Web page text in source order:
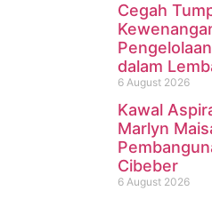
Cegah
dalam
6 August 2026
Kawal
Marlyn
Cibeber
6 August 2026